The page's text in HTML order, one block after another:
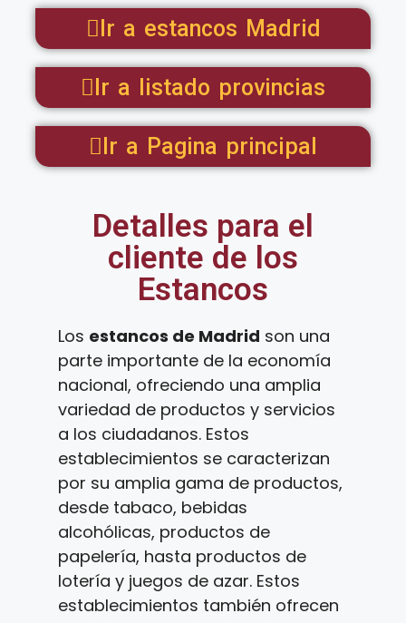
Ir a estancos Madrid
Ir a listado provincias
Ir a Pagina principal
Detalles para el
cliente de los
Estancos
Los estancos de Madrid son una
parte importante de la economía
nacional, ofreciendo una amplia
variedad de productos y servicios
a los ciudadanos. Estos
establecimientos se caracterizan
por su amplia gama de productos,
desde tabaco, bebidas
alcohólicas, productos de
papelería, hasta productos de
lotería y juegos de azar. Estos
establecimientos también ofrecen